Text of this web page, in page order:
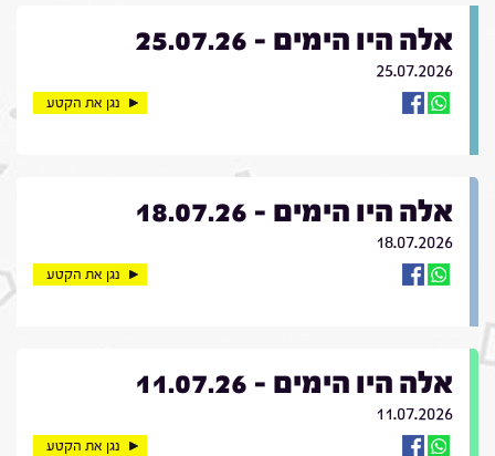
אלה היו הימים - 25.07.26
25.07.2026
נגן את הקטע
אלה היו הימים - 18.07.26
18.07.2026
נגן את הקטע
אלה היו הימים - 11.07.26
11.07.2026
נגן את הקטע